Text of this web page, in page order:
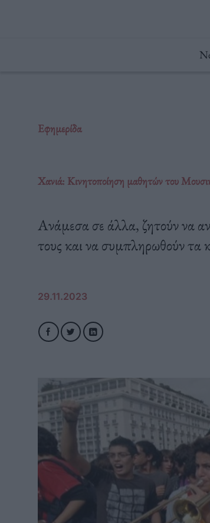
Εφημερίδα
Χανιά: Κινητοποίηση μαθητών του
Ανάμεσα σε άλλα, ζητούν να
τους και να συμπληρωθούν τα
29.11.2023